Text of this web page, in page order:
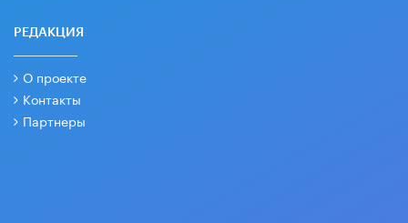
РЕДАКЦИЯ
О проекте
Контакты
Партнеры